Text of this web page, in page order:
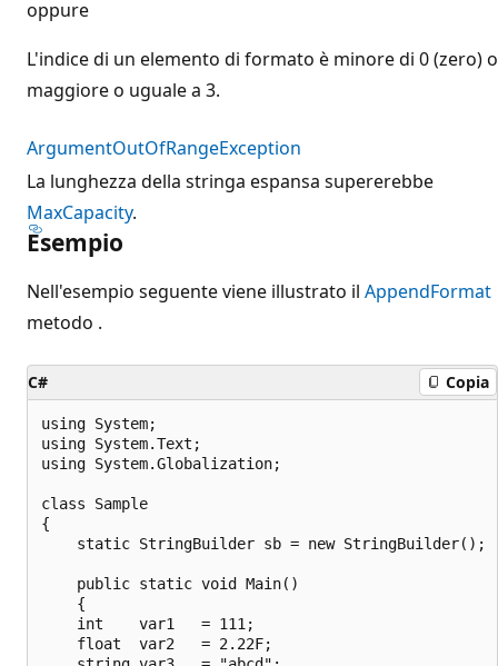
oppure
L'indice di un elemento di formato è minore di 0 (zero) o
maggiore o uguale a 3.
ArgumentOutOfRangeException
La lunghezza della stringa espansa supererebbe
MaxCapacity.
Esempio
Nell'esempio seguente viene illustrato il AppendFormat
metodo .
C# Copia
using System;
using System.Text;
using System.Globalization;
class Sample
{
    static StringBuilder sb = new StringBuilder();
    public static void Main()
    {
    int    var1   = 111;
    float  var2   = 2.22F;